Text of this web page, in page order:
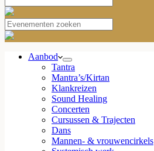
Aanbod
Tantra
Mantra’s/Kirtan
Klankreizen
Sound Healing
Concerten
Cursussen & Trajecten
Dans
Mannen- & vrouwencirkels